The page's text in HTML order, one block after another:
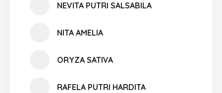
NEVITA PUTRI SALSABILA
NITA AMELIA
ORYZA SATIVA
RAFELA PUTRI HARDITA